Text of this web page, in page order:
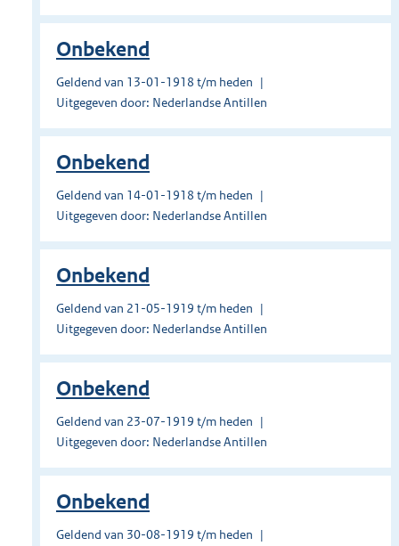
Onbekend
Geldend van 13-01-1918 t/m heden
Uitgegeven door: Nederlandse Antillen
Onbekend
Geldend van 14-01-1918 t/m heden
Uitgegeven door: Nederlandse Antillen
Onbekend
Geldend van 21-05-1919 t/m heden
Uitgegeven door: Nederlandse Antillen
Onbekend
Geldend van 23-07-1919 t/m heden
Uitgegeven door: Nederlandse Antillen
Onbekend
Geldend van 30-08-1919 t/m heden